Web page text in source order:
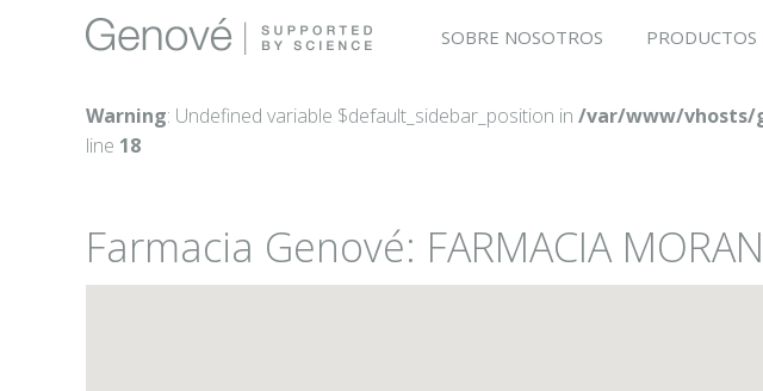
SOBRE NOSOTROS PRODUCTOS
Warning: Undefined variable $default_sidebar_position in /var/www/vhosts/
line 18
Farmacia Genové: FARMACIA